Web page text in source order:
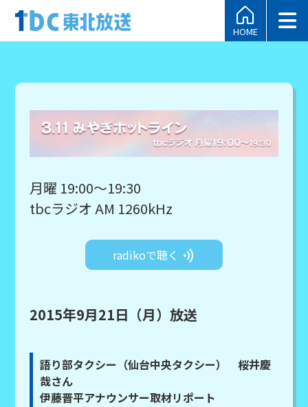
HOME
月曜 19:00～19:30
tbcラジオ AM 1260kHz
radikoで聴く
2015年9月21日（月）放送
語り部タクシー（仙台中央タクシー） 桜井慶
哉さん
伊藤晋平アナウンサー取材リポート